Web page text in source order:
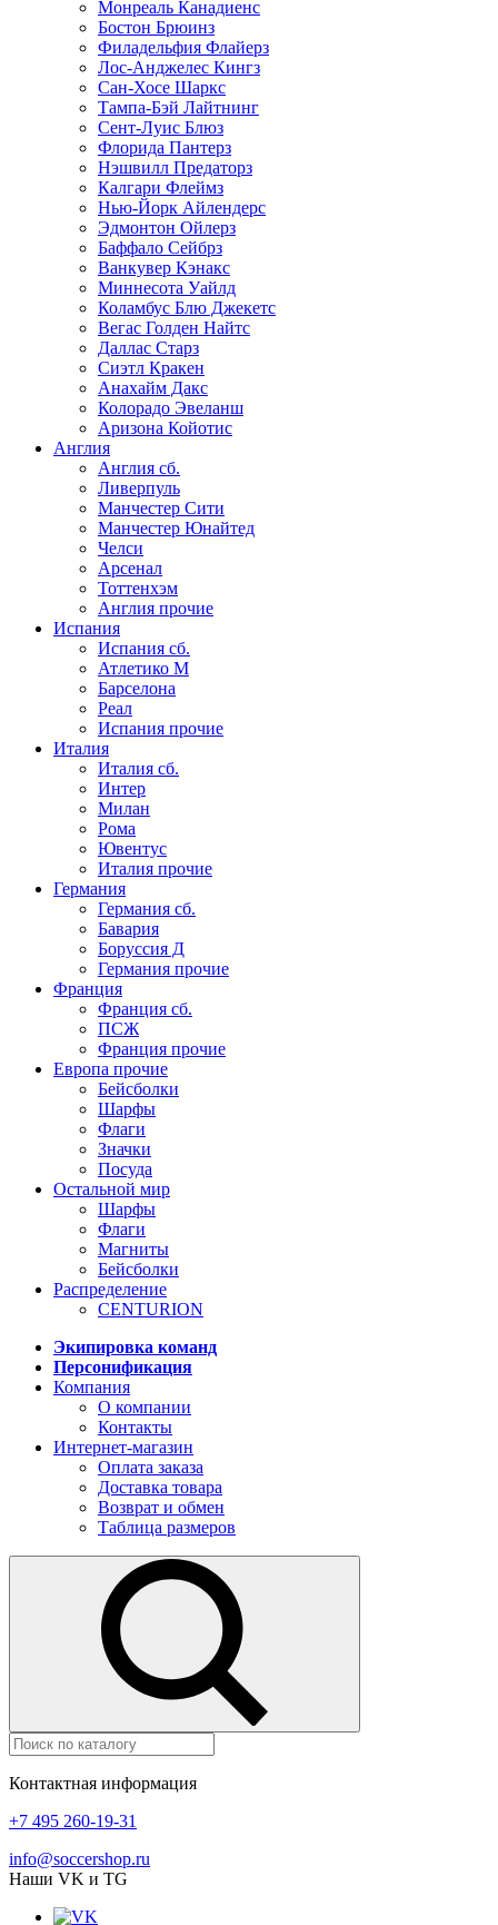
Монреаль Канадиенс
Бостон Брюинз
Филадельфия Флайерз
Лос-Анджелес Кингз
Сан-Хосе Шаркс
Тампа-Бэй Лайтнинг
Сент-Луис Блюз
Флорида Пантерз
Нэшвилл Предаторз
Калгари Флеймз
Нью-Йорк Айлендерс
Эдмонтон Ойлерз
Баффало Сейбрз
Ванкувер Кэнакс
Миннесота Уайлд
Коламбус Блю Джекетс
Вегас Голден Найтс
Даллас Старз
Сиэтл Кракен
Анахайм Дакс
Колорадо Эвеланш
Аризона Койотис
Англия
Англия сб.
Ливерпуль
Манчестер Сити
Манчестер Юнайтед
Челси
Арсенал
Тоттенхэм
Англия прочие
Испания
Испания сб.
Атлетико М
Барселона
Реал
Испания прочие
Италия
Италия сб.
Интер
Милан
Рома
Ювентус
Италия прочие
Германия
Германия сб.
Бавария
Боруссия Д
Германия прочие
Франция
Франция сб.
ПСЖ
Франция прочие
Европа прочие
Бейсболки
Шарфы
Флаги
Значки
Посуда
Остальной мир
Шарфы
Флаги
Магниты
Бейсболки
Распределение
CENTURION
Экипировка команд
Персонификация
Компания
О компании
Контакты
Интернет-магазин
Оплата заказа
Доставка товара
Возврат и обмен
Таблица размеров
Контактная информация
+7 495 260-19-31
info@soccershop.ru
Наши VK и TG